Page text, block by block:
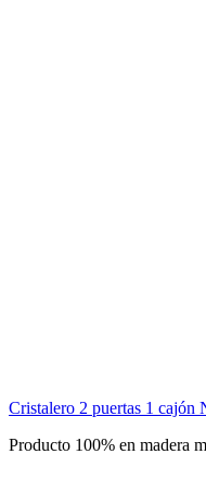
Cristalero 2 puertas 1 cajón
Producto 100% en madera